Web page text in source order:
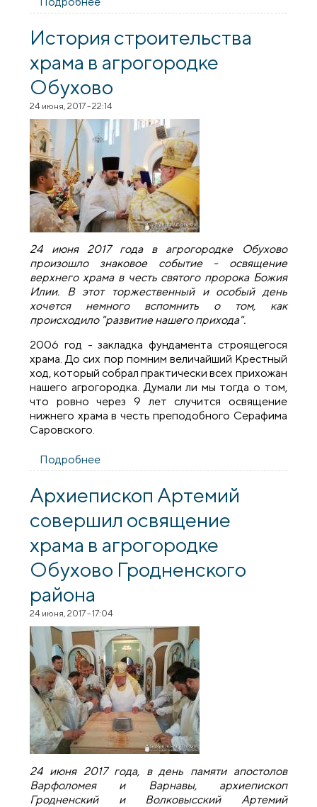
агрогородка Обухово постигают основы
История строительства
храма в агрогородке
Обухово
24 июня, 2017 - 22:14
24 июня 2017 года в агрогородке Обухово
произошло знаковое событие - освящение
верхнего храма в честь святого пророка Божия
Илии. В этот торжественный и особый день
хочется немного вспомнить о том, как
происходило "развитие нашего прихода".
2006 год - закладка фундамента строящегося
храма. До сих пор помним величайший Крестный
ход, который собрал практически всех прихожан
нашего агрогородка. Думали ли мы тогда о том,
что ровно через 9 лет случится освящение
нижнего храма в честь преподобного Серафима
Саровского.
Подробнее
агрогородке Обухово
Архиепископ Артемий
совершил освящение
храма в агрогородке
Обухово Гродненского
района
24 июня, 2017 - 17:04
24 июня 2017 года, в день памяти апостолов
Варфоломея и Варнавы, архиепископ
Гродненский и Волковысский Артемий